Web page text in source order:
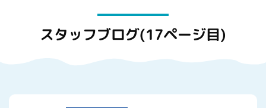
スタッフブログ(17ページ目)